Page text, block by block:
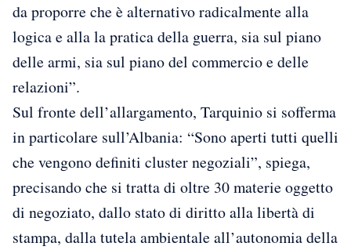
da proporre che è alternativo radicalmente alla
logica e alla la pratica della guerra, sia sul piano
delle armi, sia sul piano del commercio e delle
relazioni”.
Sul fronte dell’allargamento, Tarquinio si sofferma
in particolare sull’Albania: “Sono aperti tutti quelli
che vengono definiti cluster negoziali”, spiega,
precisando che si tratta di oltre 30 materie oggetto
di negoziato, dallo stato di diritto alla libertà di
stampa, dalla tutela ambientale all’autonomia della